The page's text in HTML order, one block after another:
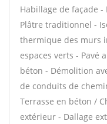
Habillage de façade
Plâtre traditionnel -
thermique des murs
espaces verts - Pavé
béton - Démolition
de conduits de
Terrasse en béton /
extérieur - Dallage